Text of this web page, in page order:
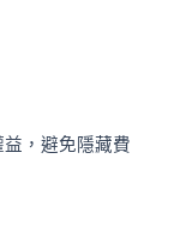
，避免隱藏費